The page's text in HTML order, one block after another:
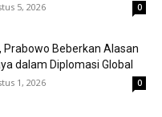
5, 2026 0
Prabowo Beberkan Alasan
dalam Diplomasi Global
1, 2026 0